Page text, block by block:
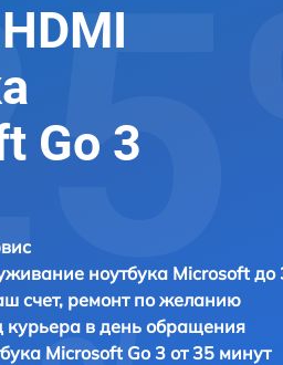
Go 3
ноутбука Microsoft до
счет, ремонт по желанию
курьера в день обращения
Microsoft Go 3 от 35 минут